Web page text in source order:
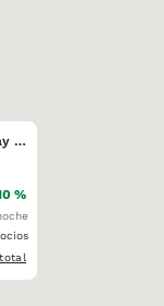
Comfort Inn & Suites Gateway to Glacier National Park
1621 reseñas
%
totales estimados
total